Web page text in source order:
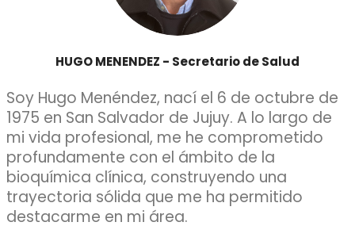
HUGO MENENDEZ - Secretario de Salud
Soy Hugo Menéndez, nací el 6 de octubre de
1975 en San Salvador de Jujuy. A lo largo de
mi vida profesional, me he comprometido
profundamente con el ámbito de la
bioquímica clínica, construyendo una
trayectoria sólida que me ha permitido
destacarme en mi área.